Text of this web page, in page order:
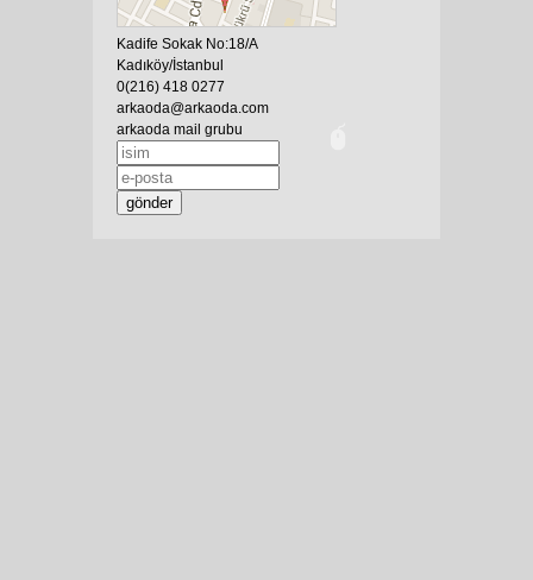
Kadife Sokak No:18/A
Kadıköy/İstanbul
0(216) 418 0277
arkaoda@arkaoda.com
arkaoda mail grubu